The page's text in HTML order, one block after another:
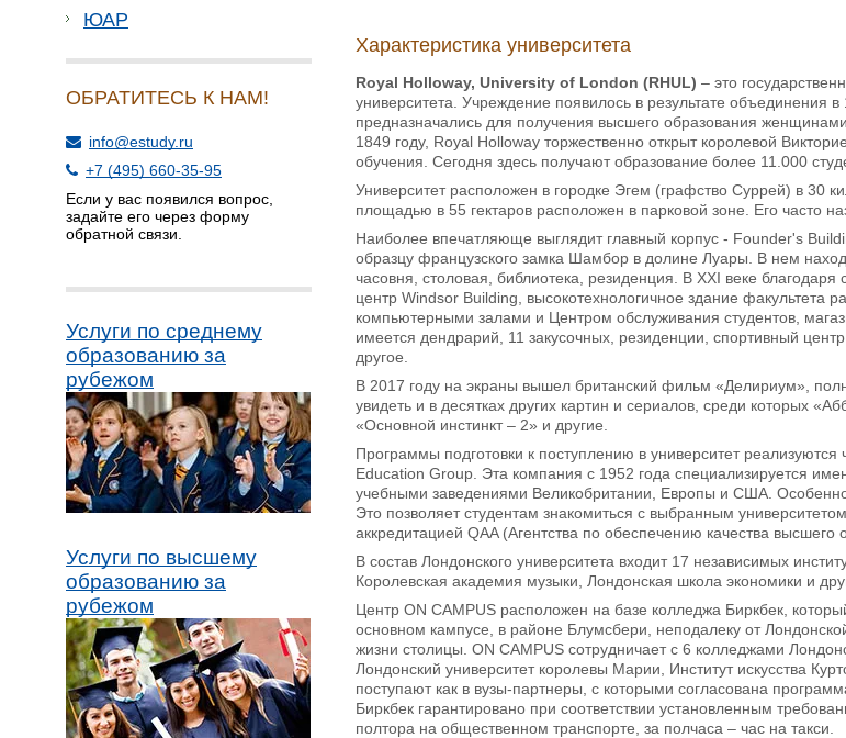
ЮАР
ОБРАТИТЕСЬ К НАМ!
info@estudy.ru
+7 (495) 660-35-95
Если у вас появился вопрос,
задайте его через форму
обратной связи.
Услуги по среднему
образованию за
рубежом
Услуги по высшему
образованию за
рубежом
Характеристика университета
Royal Holloway, University of London (RHUL) – это
университета. Учреждение появилось в результате объединения
предназначались для получения высшего образования
1849 году, Royal Holloway торжественно открыт королевой
обучения. Сегодня здесь получают образование более 11.000
Университет расположен в городке Эгем (графство Суррей) в 30
площадью в 55 гектаров расположен в парковой зоне. Его часто
Наиболее впечатляюще выглядит главный корпус - Founder's
образцу французского замка Шамбор в долине Луары. В нем
часовня, столовая, библиотека, резиденция. В ХХI веке
центр Windsor Building, высокотехнологичное здание факультета
компьютерными залами и Центром обслуживания студентов,
имеется дендрарий, 11 закусочных, резиденции, спортивный
другое.
В 2017 году на экраны вышел британский фильм «Делириум»,
увидеть и в десятках других картин и сериалов, среди которых
«Основной инстинкт – 2» и другие.
Программы подготовки к поступлению в университет
Education Group. Эта компания с 1952 года специализируется
учебными заведениями Великобритании, Европы и США.
Это позволяет студентам знакомиться с выбранным
аккредитацией QAA (Агентства по обеспечению качества высшего
В состав Лондонского университета входит 17 независимых
Королевская академия музыки, Лондонская школа экономики и
Центр ON CAMPUS расположен на базе колледжа Биркбек,
основном кампусе, в районе Блумсбери, неподалеку от
жизни столицы. ON CAMPUS сотрудничает с 6 колледжами
Лондонский университет королевы Марии, Институт искусства
поступают как в вузы-партнеры, с которыми согласована
Биркбек гарантировано при соответствии установленным
полтора на общественном транспорте, за полчаса – час на такси.